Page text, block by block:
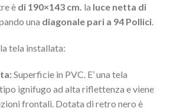
è di 190×143 cm. la luce netta di
una diagonale pari a 94 Pollici.
tela installata:
Superficie in PVC. E’ una tela
ignifugo ad alta riflettenza e viene
frontali. Dotata di retro nero è